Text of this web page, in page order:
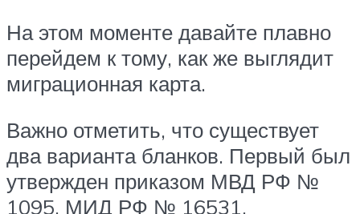
На этом моменте давайте плавно
перейдем к тому, как же выглядит
миграционная карта.
Важно отметить, что существует
два варианта бланков. Первый был
утвержден приказом МВД РФ №
1095, МИД РФ № 16531,